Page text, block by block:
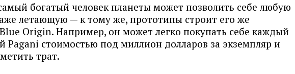
богатый человек планеты может позволить себе любую
летающую — к тому же, прототипы строит его же
Origin. Например, он может легко покупать себе каждый
Pagani стоимостью под миллион долларов за экземпляр и
трат.